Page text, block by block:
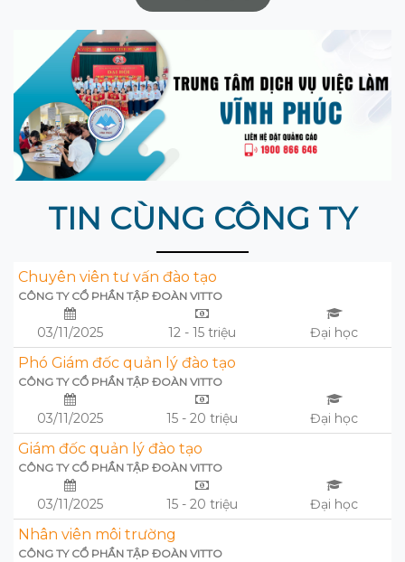
TIN CÙNG CÔNG TY
Chuyên viên tư vấn đào tạo
CÔNG TY CỔ PHẦN TẬP ĐOÀN VITTO
03/11/2025 12 - 15 triệu Đại học
Phó Giám đốc quản lý đào tạo
CÔNG TY CỔ PHẦN TẬP ĐOÀN VITTO
03/11/2025 15 - 20 triệu Đại học
Giám đốc quản lý đào tạo
CÔNG TY CỔ PHẦN TẬP ĐOÀN VITTO
03/11/2025 15 - 20 triệu Đại học
Nhân viên môi trường
CÔNG TY CỔ PHẦN TẬP ĐOÀN VITTO